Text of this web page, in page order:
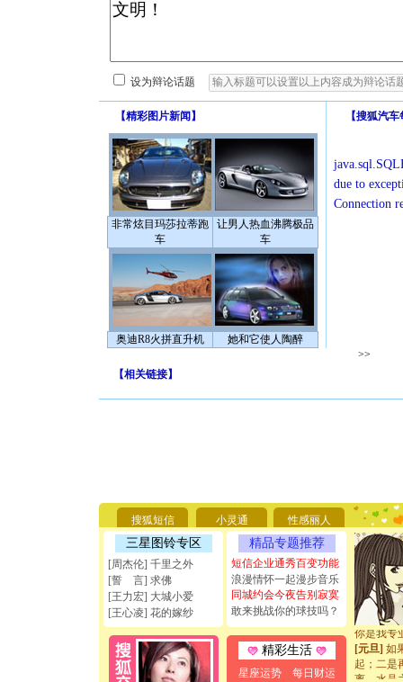
设为辩论话题
【精彩图片新闻 】
非常炫目玛莎拉蒂跑
车
让男人热血沸腾极品
车
奥迪R8火拼直升机 她和它使人陶醉
【搜狐汽车
due to
Connection
>>
【相关链接】
搜狐短信 小灵通 性感丽人
三星图铃专区
[周杰伦] 千里之外
[誓 言] 求佛
[王力宏] 大城小爱
[王心凌] 花的嫁纱
精品专题推荐
短信企业通秀百变功能
浪漫情怀一起漫步音乐
同城约会今夜告别寂寞
敢来挑战你的球技吗？
精彩生活
星座运势
每日财运
要平安！
[圣诞节]
能正大光
天都要快
[圣诞节]
如意,快
[元旦]看
断电。爱
你是我专
[元旦]如
起；二是
离。水晶